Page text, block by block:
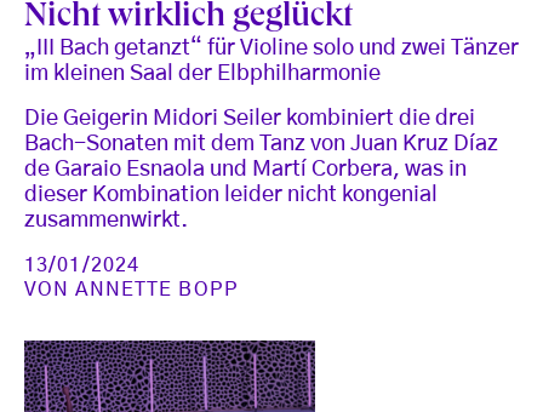
Nicht wirklich geglückt
„III Bach getanzt“ für Violine solo und zwei Tänzer
im kleinen Saal der Elbphilharmonie
Die Geigerin Midori Seiler kombiniert die drei
Bach-Sonaten mit dem Tanz von Juan Kruz Díaz
de Garaio Esnaola und Martí Corbera, was in
dieser Kombination leider nicht kongenial
zusammenwirkt.
13/01/2024
VONANNETTE BOPP